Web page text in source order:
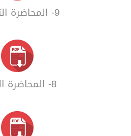
9- المحاضرة التاسعة
8- المحاضرة الثامنة